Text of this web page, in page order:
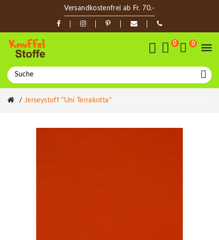
Versandkostenfrei ab Fr. 70.-
0 0
Jerseystoff "Uni Terrakotta"